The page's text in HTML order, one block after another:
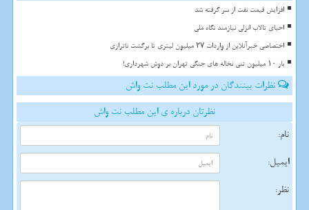
افزایش قیمت نفت از سر گرفته شد
احیای تالاب انزلی نیازمند نگاه ملی
اختصاصی خبرآنلاین از واردات ۲۷ میلیون لیتری تا برگشت ناترازی
بار ۱۰ میلیون تنی نخاله های جنگی تهران بر دوش شهرداری!
نظرات بینندگان در مورد این مطلب نت واش
نظرتان درباره ی این مطلب نت واش
نام:
ایمیل:
نظر: